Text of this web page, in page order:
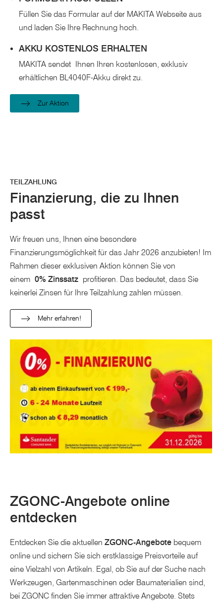
Füllen Sie das Formular auf der MAKITA Webseite aus
und laden Sie Ihre Rechnung hoch.
AKKU KOSTENLOS ERHALTEN
MAKITA sendet Ihnen Ihren kostenlosen, exklusiv
erhältlichen BL4040F-Akku direkt zu.
Zur Aktion
TEILZAHLUNG
Finanzierung, die zu Ihnen
passt
Wir freuen uns, Ihnen eine besondere
Finanzierungsmöglichkeit für das Jahr 2026 anzubieten! Im
Rahmen dieser exklusiven Aktion können Sie von
einem 0% Zinssatz profitieren. Das bedeutet, dass Sie
keinerlei Zinsen für Ihre Teilzahlung zahlen müssen.
Mehr erfahren!
ZGONC-Angebote online
entdecken
Entdecken Sie die aktuellen ZGONC-Angebote bequem
online und sichern Sie sich erstklassige Preisvorteile auf
eine Vielzahl von Artikeln. Egal, ob Sie auf der Suche nach
Werkzeugen, Gartenmaschinen oder Baumaterialien sind,
bei ZGONC finden Sie immer attraktive Angebote. Stets